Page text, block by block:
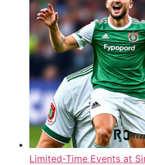
Limited-Time Events at